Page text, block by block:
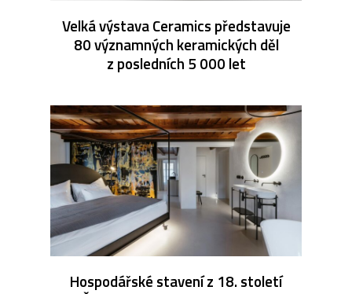
Velká výstava Ceramics představuje
80 významných keramických děl
z posledních 5 000 let
Hospodářské stavení z 18. století